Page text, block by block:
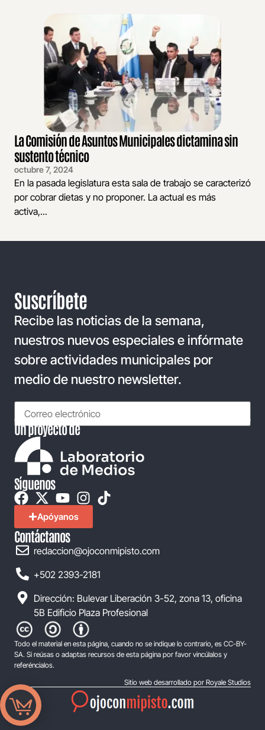
La Comisión de Asuntos Municipales dictamina sin
sustento técnico
octubre 7, 2024
En la pasada legislatura esta sala de trabajo se caracterizó
por cobrar dietas y no proponer. La actual es más
activa,...
Suscríbete
Recibe las noticias de la semana,
nuestros nuevos especiales e infórmate
sobre actividades municipales por
medio de nuestro newsletter.
Un proyecto de
Síguenos
Apóyanos
Contáctanos
redaccion@ojoconmipisto.com
+502 2393-2181
Dirección: Bulevar Liberación 3-52, zona 13, oficina
5B Edificio Plaza Profesional
Todo el material en esta página, cuando no se indique lo contrario, es CC-BY-
SA. Si reúsas o adaptas recursos de esta página por favor vincúlalos y
referéncialos.
Sitio web desarrollado por Royale Studios